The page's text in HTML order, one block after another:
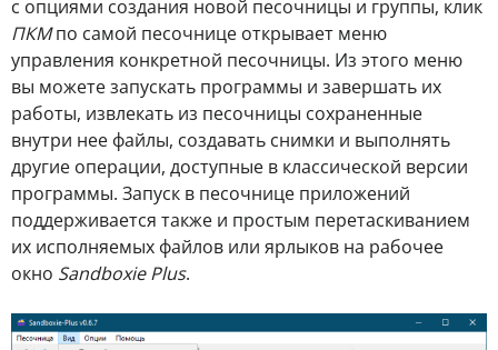
с опциями создания новой песочницы и группы, клик
ПКМпо самой песочнице открывает меню
управления конкретной песочницы. Из этого меню
вы можете запускать программы и завершать их
работы, извлекать из песочницы сохраненные
внутри нее файлы, создавать снимки и выполнять
другие операции, доступные в классической версии
программы. Запуск в песочнице приложений
поддерживается также и простым перетаскиванием
их исполняемых файлов или ярлыков на рабочее
окно Sandboxie Plus.